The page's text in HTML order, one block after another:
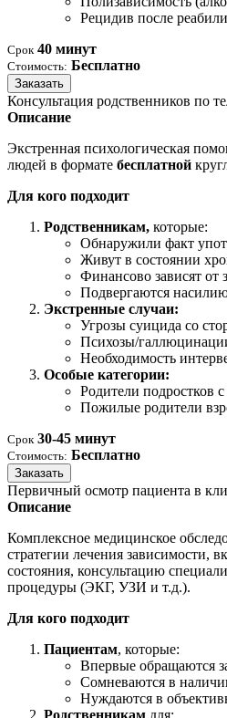
Рецидив после
Срок 40 минут
Стоимость: Бесплатно
Заказать
Консультация родственников по
Описание
Экстренная психологическая
людей в формате бесплатной
Для кого подходит
Родственникам, которые:
Обнаружили факт
Живут в состоянии
Финансово зависят от
Подвергаются
Экстренные случаи:
Угрозы суицида со
Психозы/
Необходимость
Особые категории:
Родители подростков
Пожилые родители
Срок 30-45 минут
Стоимость: Бесплатно
Заказать
Первичный осмотр пациента в
Описание
Комплексное медицинское
стратегии лечения зависимости,
состояния, консультацию
процедуры (ЭКГ, УЗИ и т.д.).
Для кого подходит
Пациентам, которые:
Впервые обращаются
Сомневаются в
Нуждаются в